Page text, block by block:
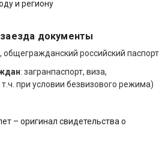
и региону
документы
общегражданский российский паспорт
: загранпаспорт, виза,
при условии безвизового режима)
– оригинал свидетельства о